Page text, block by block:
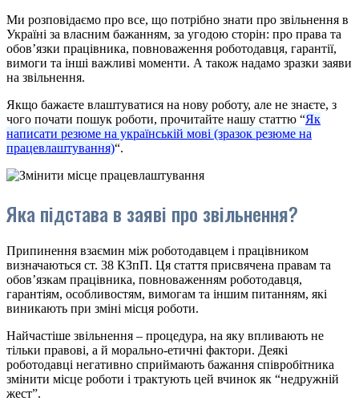
Ми розповідаємо про все, що потрібно знати про звільнення в
Україні за власним бажанням, за угодою сторін: про права та
обов’язки працівника, повноваження роботодавця, гарантії,
вимоги та інші важливі моменти. А також надамо зразки заяви
на звільнення.
Якщо бажаєте влаштуватися на нову роботу, але не знаєте, з
чого почати пошук роботи, прочитайте нашу статтю “Як
написати резюме на українській мові (зразок резюме на
працевлаштування)“.
Яка підстава в заяві про звільнення?
Припинення взаємин між роботодавцем і працівником
визначаються ст. 38 КЗпП. Ця стаття присвячена правам та
обов’язкам працівника, повноваженням роботодавця,
гарантіям, особливостям, вимогам та іншим питанням, які
виникають при зміні місця роботи.
Найчастіше звільнення – процедура, на яку впливають не
тільки правові, а й морально-етичні фактори. Деякі
роботодавці негативно сприймають бажання співробітника
змінити місце роботи і трактують цей вчинок як “недружній
жест”.